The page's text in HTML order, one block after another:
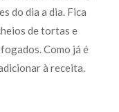
do dia a dia. Fica
de tortas e
Como já é
à receita.